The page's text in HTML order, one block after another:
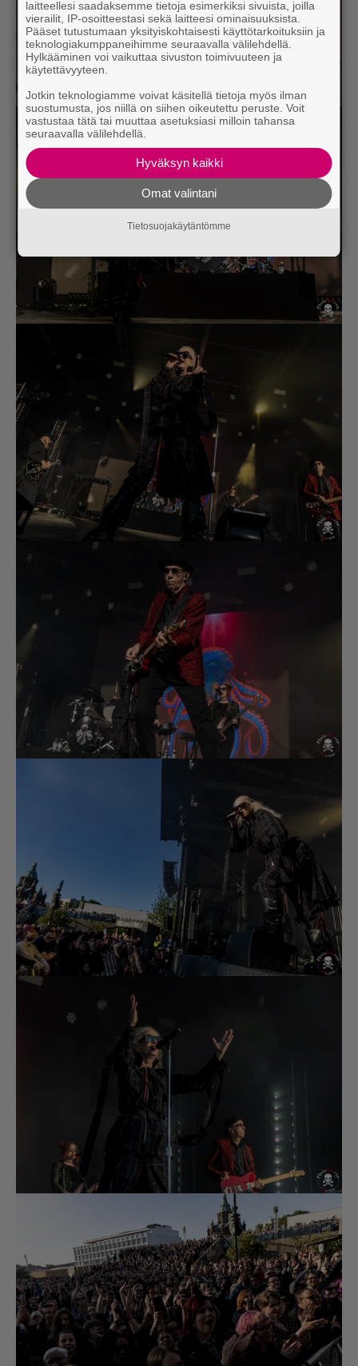
laitteellesi saadaksemme tietoja esimerkiksi sivuista, joilla
vierailit, IP-osoitteestasi sekä laitteesi ominaisuuksista.
Pääset tutustumaan yksityiskohtaisesti käyttötarkoituksiin ja
teknologiakumppaneihimme seuraavalla välilehdellä.
Hylkääminen voi vaikuttaa sivuston toimivuuteen ja
käytettävyyteen.
Jotkin teknologiamme voivat käsitellä tietoja myös ilman
suostumusta, jos niillä on siihen oikeutettu peruste. Voit
vastustaa tätä tai muuttaa asetuksiasi milloin tahansa
seuraavalla välilehdellä.
Hyväksyn kaikki
Omat valintani
Tietosuojakäytäntömme